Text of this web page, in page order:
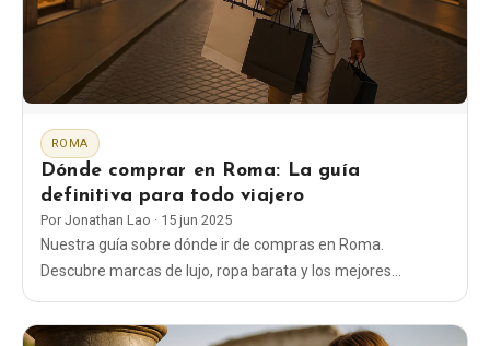
ROMA
Dónde comprar en Roma: La guía
definitiva para todo viajero
Por Jonathan Lao · 15 jun 2025
Nuestra guía sobre dónde ir de compras en Roma.
Descubre marcas de lujo, ropa barata y los mejores
compras increíble.